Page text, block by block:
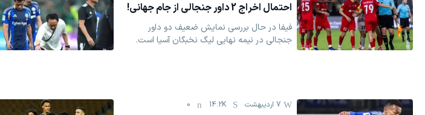
احتمال اخراج 2 داور جنجالی از جام جهانی!
فیفا در حال بررسی نمایش ضعیف دو داور
جنجالی در نیمه نهایی لیگ نخبگان آسیا است.
7 اردیبهشت 14.2K
0